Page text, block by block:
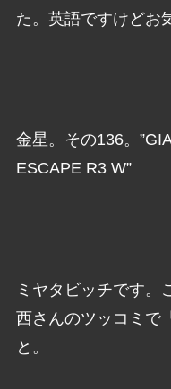
た。英語ですけどお
金星。その136。
ESCAPE R3 W”
ミヤタビッチです。
西さんのツッコミで
と。